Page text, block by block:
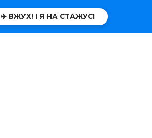
✈️ ВЖУХ! І Я НА СТАЖУСІ